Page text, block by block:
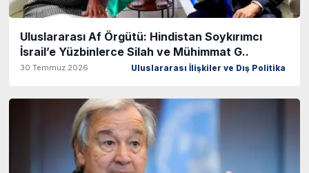
Uluslararası Af Örgütü: Hindistan Soykırımcı
İsrail’e Yüzbinlerce Silah ve Mühimmat G..
30 Temmuz 2026 Uluslararası İlişkiler ve Dış Politika